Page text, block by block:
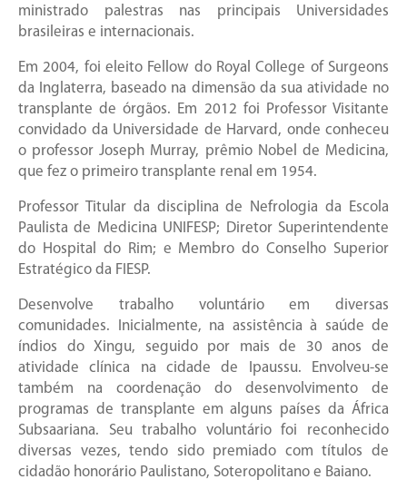
ministrado palestras nas principais Universidades
brasileiras e internacionais.
Em 2004, foi eleito Fellow do Royal College of Surgeons
da Inglaterra, baseado na dimensão da sua atividade no
transplante de órgãos. Em 2012 foi Professor Visitante
convidado da Universidade de Harvard, onde conheceu
o professor Joseph Murray, prêmio Nobel de Medicina,
que fez o primeiro transplante renal em 1954.
Professor Titular da disciplina de Nefrologia da Escola
Paulista de Medicina UNIFESP; Diretor Superintendente
do Hospital do Rim; e Membro do Conselho Superior
Estratégico da FIESP.
Desenvolve trabalho voluntário em diversas
comunidades. Inicialmente, na assistência à saúde de
índios do Xingu, seguido por mais de 30 anos de
atividade clínica na cidade de Ipaussu. Envolveu-se
também na coordenação do desenvolvimento de
programas de transplante em alguns países da África
Subsaariana. Seu trabalho voluntário foi reconhecido
diversas vezes, tendo sido premiado com títulos de
cidadão honorário Paulistano, Soteropolitano e Baiano.